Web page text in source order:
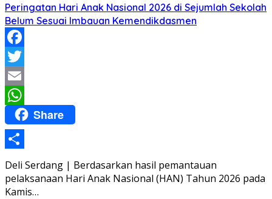
Peringatan Hari Anak Nasional 2026 di Sejumlah Sekolah
Belum Sesuai Imbauan Kemendikdasmen
Facebook
Twitter
Email
WhatsApp
Share
Share
Deli Serdang | Berdasarkan hasil pemantauan
pelaksanaan Hari Anak Nasional (HAN) Tahun 2026 pada
Kamis…